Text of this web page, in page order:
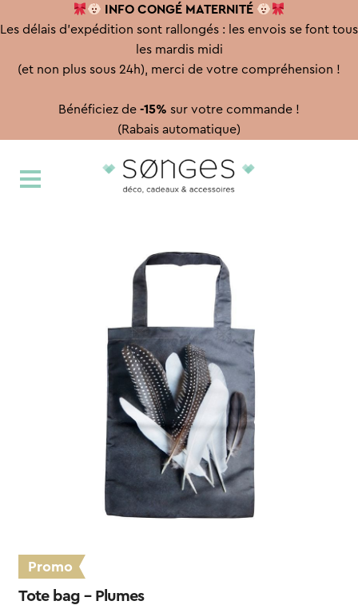
INFO CONGÉ MATERNITÉ
Les délais d'expédition sont rallongés : les envois se font tous
les mardis midi
(et non plus sous 24h), merci de votre compréhension !
Bénéficiez de -15% sur votre commande !
(Rabais automatique)
à
au
Promo
Tote bag – Plumes